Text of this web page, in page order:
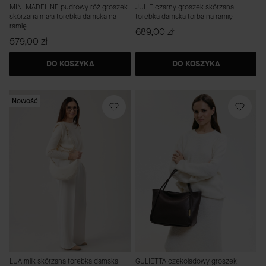
MINI MADELINE pudrowy róż groszek
skórzana mała torebka damska na
ramię
Cena
579,00 zł
DO KOSZYKA
JULIE czarny groszek skórzana
torebka damska torba na ramię
Cena
689,00 zł
DO KOSZYKA
Nowość
LUA milk skórzana torebka damska
GULIETTA czekoladowy groszek